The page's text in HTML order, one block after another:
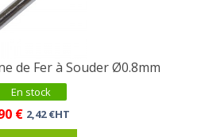
de Fer à Souder Ø0.8mm
En stock
€ 2,42 €HT